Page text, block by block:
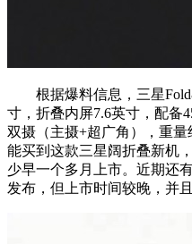
根据爆料信息，三星
寸，折叠内屏7.6英寸，配备
双摄（主摄+超广角），重
能买到这款三星阔折叠新机
少早一个多月上市。近期还
发布，但上市时间较晚，并